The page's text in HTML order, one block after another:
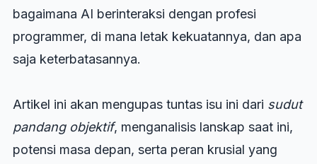
bagaimana AI berinteraksi dengan profesi
programmer, di mana letak kekuatannya, dan apa
saja keterbatasannya.
Artikel ini akan mengupas tuntas isu ini dari sudut
pandang objektif, menganalisis lanskap saat ini,
potensi masa depan, serta peran krusial yang